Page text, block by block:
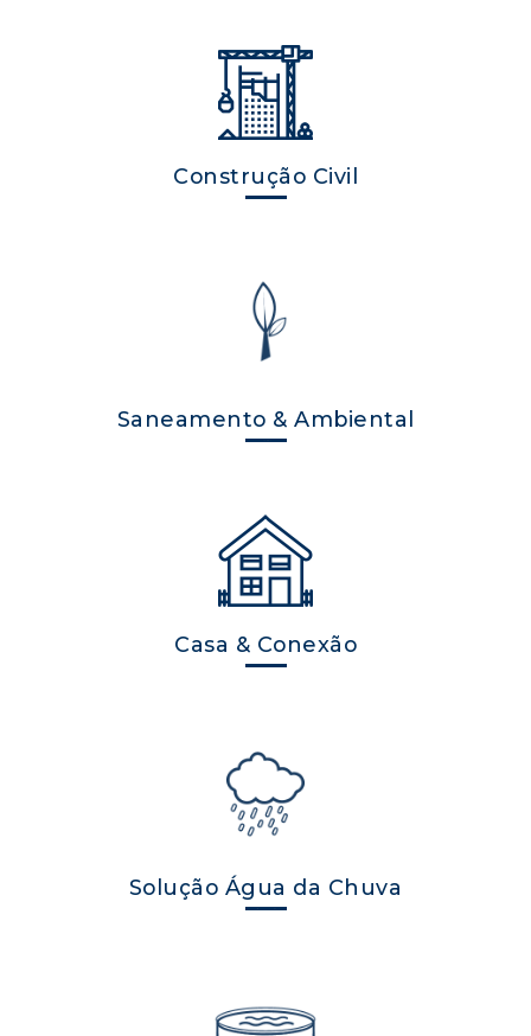
Construção Civil
Saneamento & Ambiental
Casa & Conexão
Solução Água da Chuva